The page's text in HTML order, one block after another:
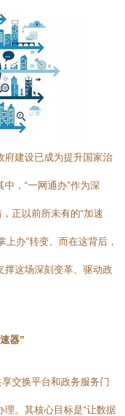
府建设已成为提升国家治
，“一网通办”作为深
正以前所未有的“加速
上办”转变。而在这背后，
撑这场深刻变革、驱动政
器”
交换平台和政务服务门
理。其核心目标是“让数据